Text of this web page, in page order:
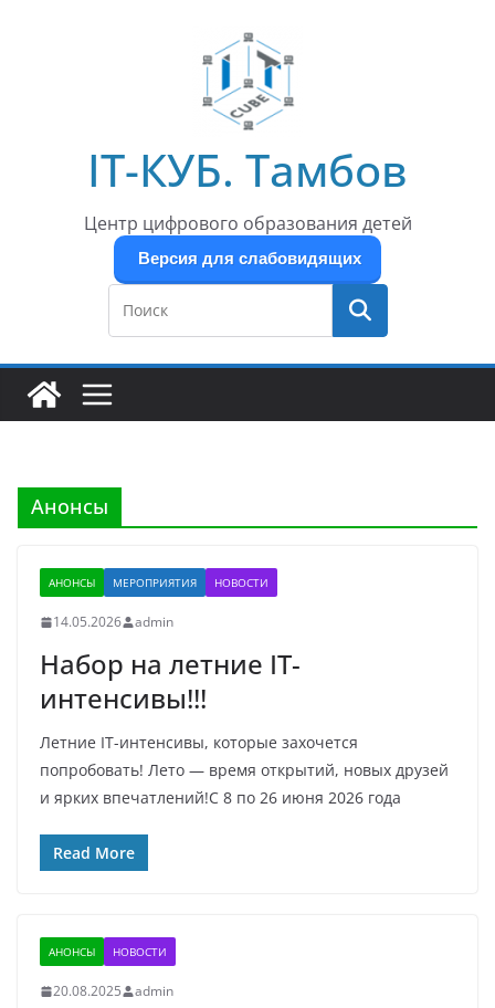
IT-КУБ. Тамбов
Центр цифрового образования детей
Версия для слабовидящих
Анонсы
АНОНСЫ МЕРОПРИЯТИЯ НОВОСТИ
14.05.2026 admin
Набор на летние IT-
интенсивы!!!
Летние IT-интенсивы, которые захочется
попробовать! Лето — время открытий, новых друзей
и ярких впечатлений!C 8 по 26 июня 2026 года
Read More
АНОНСЫ НОВОСТИ
20.08.2025 admin